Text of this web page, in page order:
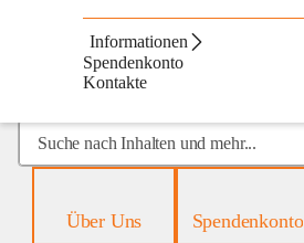
Informationen
Spendenkonto
Kontakte
Suche
nach
mehr...Über Uns Spendenkonto